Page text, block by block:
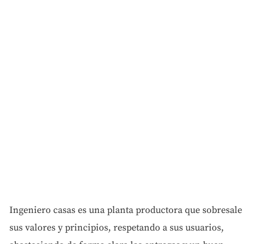
Ingeniero casas es una planta productora que sobresale
sus valores y principios, respetando a sus usuarios,